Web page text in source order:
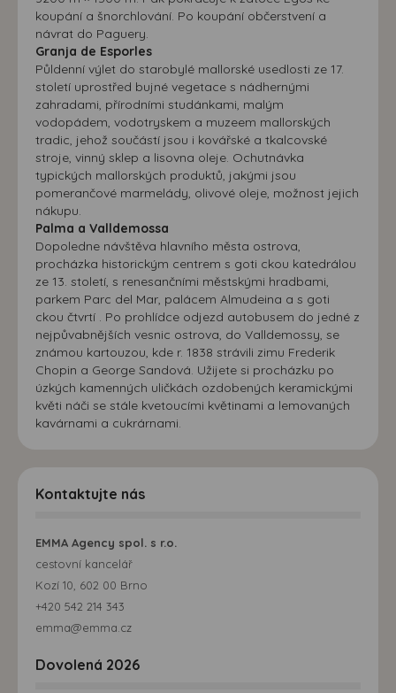
koupání a šnorchlování. Po koupání občerstvení a
návrat do Paguery.
Granja de Esporles
Půldenní výlet do starobylé mallorské usedlosti ze 17.
století uprostřed bujné vegetace s nádhernými
zahradami, přírodními studánkami, malým
vodopádem, vodotryskem a muzeem mallorských
tradic, jehož součástí jsou i kovářské a tkalcovské
stroje, vinný sklep a lisovna oleje. Ochutnávka
typických mallorských produktů, jakými jsou
pomerančové marmelády, olivové oleje, možnost jejich
nákupu.
Palma a Valldemossa
Dopoledne návštěva hlavního města ostrova,
procházka historickým centrem s goti ckou katedrálou
ze 13. století, s renesančními městskými hradbami,
parkem Parc del Mar, palácem Almudeina a s goti
ckou čtvrtí . Po prohlídce odjezd autobusem do jedné z
nejpůvabnějších vesnic ostrova, do Valldemossy, se
známou kartouzou, kde r. 1838 strávili zimu Frederik
Chopin a George Sandová. Užijete si procházku po
úzkých kamenných uličkách ozdobených keramickými
květi náči se stále kvetoucími květinami a lemovaných
kavárnami a cukrárnami.
Kontaktujte nás
EMMA Agency spol. s r.o.
cestovní kancelář
Kozí 10, 602 00 Brno
+420 542 214 343
emma@emma.cz
Dovolená 2026